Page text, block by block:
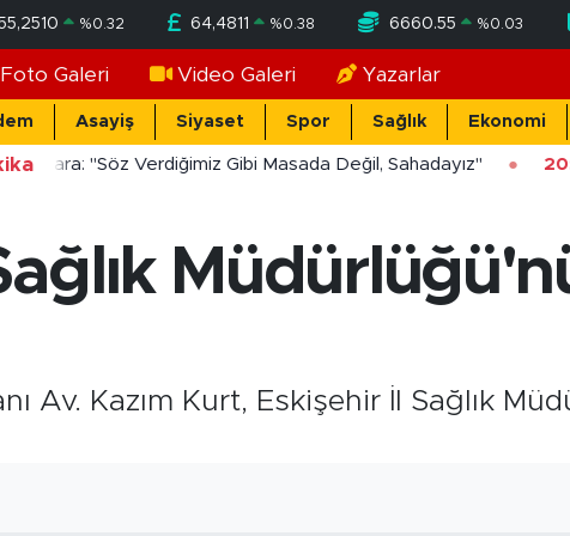
%0.32 64,4811 %0.38 6660.55 %0.03
Foto Galeri Video Galeri Yazarlar
Asayiş Siyaset Spor Sağlık Ekonomi
"Söz Verdiğimiz Gibi Masada Değil, Sahadayız"
Av. Kazım Kurt, Eskişehir İl Sağlık